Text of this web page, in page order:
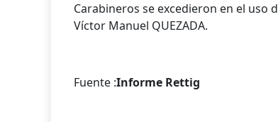
Carabineros se excedieron en el uso
Víctor Manuel QUEZADA.
Fuente :Informe Rettig